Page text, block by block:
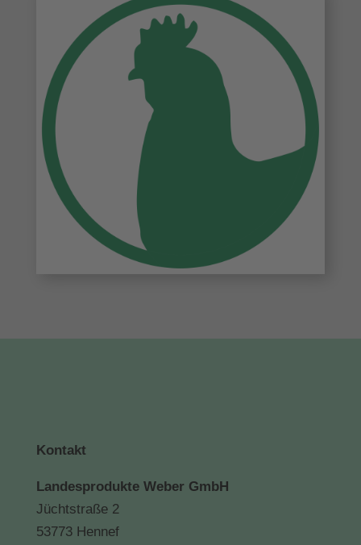
Kontakt
Landesprodukte Weber GmbH
Jüchtstraße 2
53773 Hennef